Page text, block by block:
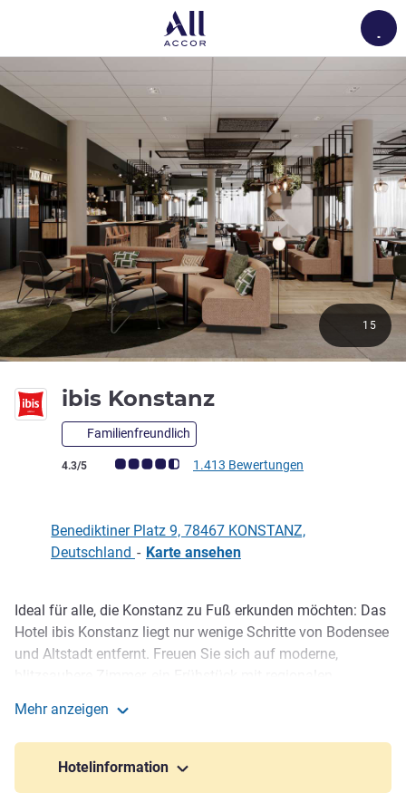
ibis Konstanz
Familienfreundlich
Note Kundenmeinungen (Bewertung ALL)
4.3/5 1.413 Bewertungen
15
Benediktiner Platz 9, 78467 KONSTANZ,
Deutschland - Karte ansehen
Beschreibung
Ideal für alle, die Konstanz zu Fuß erkunden möchten: Das
Hotel ibis Konstanz liegt nur wenige Schritte von Bodensee
und Altstadt entfernt. Freuen Sie sich auf moderne,
eine entspannt-freundliche Atmosphäre. Helle
Tagungsräume, die praktische Tiefgarage und stabiles
WLAN machen unser 3-Sterne-Hotel am Bodensee in Top-
Mehr anzeigen
Hotelinformation